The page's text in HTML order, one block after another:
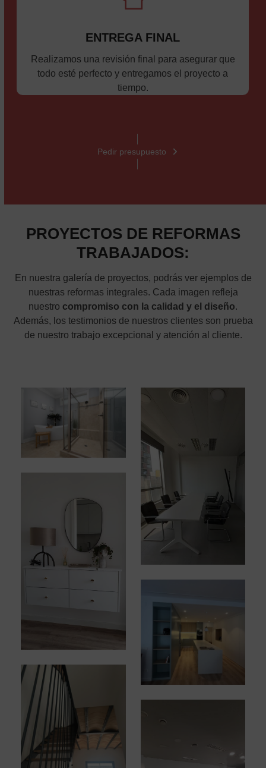
ENTREGA FINAL
Realizamos una revisión final para asegurar que
todo esté perfecto y entregamos el proyecto a
tiempo.
Pedir presupuesto
PROYECTOS DE REFORMAS
TRABAJADOS:
En nuestra galería de proyectos, podrás ver ejemplos de
nuestras reformas integrales. Cada imagen refleja
nuestro compromiso con la calidad y el diseño.
Además, los testimonios de nuestros clientes son prueba
de nuestro trabajo excepcional y atención al cliente.